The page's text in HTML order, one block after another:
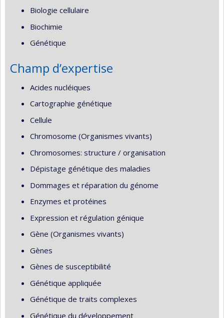
Biologie cellulaire
Biochimie
Génétique
Champ d’expertise
Acides nucléiques
Cartographie génétique
Cellule
Chromosome (Organismes vivants)
Chromosomes: structure / organisation
Dépistage génétique des maladies
Dommages et réparation du génome
Enzymes et protéines
Expression et régulation génique
Gène (Organismes vivants)
Gènes
Gènes de susceptibilité
Génétique appliquée
Génétique de traits complexes
Génétique du développement